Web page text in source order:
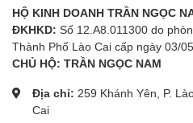
HỘ KINH DOANH TRẦN NGỌC
ĐKHKD: Số 12.A8.011300 do
Thành Phố Lào Cai cấp ngày 03/
CHỦ HỘ: TRẦN NGỌC NAM
Địa chỉ: 259 Khánh Yên, P.
Cai